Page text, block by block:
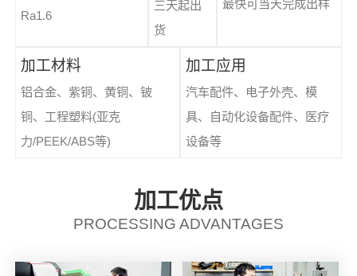
Ra1.6
三天起出
货
最快可当天完成出样
加工材料
铝合金、紫铜、黄铜、铍
铜、工程塑料(亚克
力/PEEK/ABS等)
加工应用
汽车配件、电子外壳、模
具、自动化设备配件、医疗
设备等
加工优点
PROCESSING ADVANTAGES